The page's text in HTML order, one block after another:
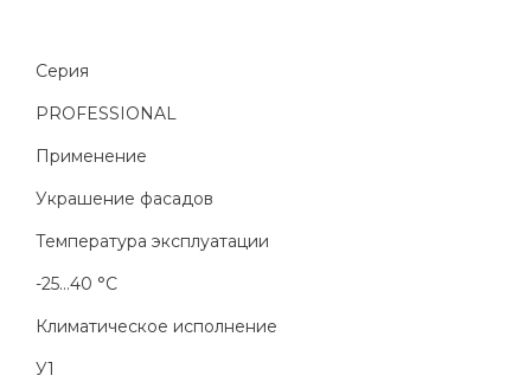
Серия
PROFESSIONAL
Применение
Украшение фасадов
Температура эксплуатации
-25...40 °C
Климатическое исполнение
У1